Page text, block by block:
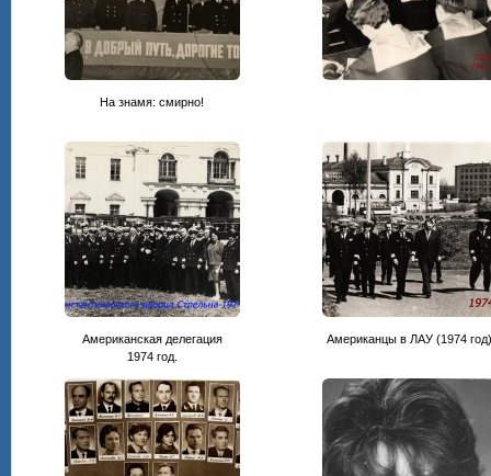
На знамя: смирно!
Американская делегация
1974 год.
Американцы в ЛАУ (1974 год)